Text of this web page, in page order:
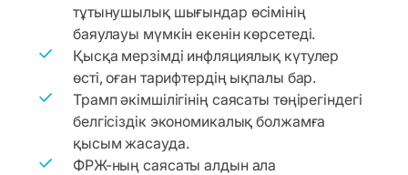
тұтынушылық шығындар өсімінің
баяулауы мүмкін екенін көрсетеді.
Қысқа мерзімді инфляциялық күтулер
өсті, оған тарифтердің ықпалы бар.
Трамп әкімшілігінің саясаты төңірегіндегі
белгісіздік экономикалық болжамға
қысым жасауда.
ФРЖ-ның саясаты алдын ала